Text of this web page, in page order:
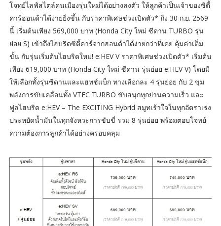
โจทย์ไลฟ์สไตล์คนเมืองรุ่นใหม่ได้อย่างลงตัว ให้ลูกค้าเป็นเจ้าของซิตี้
คาร์ฮอนด้าได้ง่ายยิ่งขึ้น กับราคาพิเศษช่วงเปิดตัว* ถึง 30 ก.ย. 2569
นี้ เริ่มต้นเพียง 569,000 บาท (Honda City ใหม่ ซีดาน TURBO รุ่น
ย่อย S) เข้าถึงไฮบริดซิตี้คาร์จากฮอนด้าได้ง่ายกว่าที่เคย คุ้มค่าเต็ม
ขั้น กับรุ่นเริ่มต้นไฮบริดใหม่! e:HEV V ราคาพิเศษช่วงเปิดตัว* เริ่มต้น
เพียง 619,000 บาท (Honda City ใหม่ ซีดาน รุ่นย่อย e:HEV V) โดยมี
ให้เลือกทั้งรุ่นซีดานและแฮทช์แบ็ก ทางเลือกละ 4 รุ่นย่อย กับ 2 ขุม
พลังการขับเคลื่อนทั้ง VTEC TURBO ขับสนุกทุกย่านความเร็ว และ
ฟูลไฮบริด e:HEV – The EXCITING Hybrid สมูทเร้าใจในทุกอัตราเร่ง
ประหยัดน้ำมันในทุกจังหวะการขับขี่ รวม 8 รุ่นย่อย พร้อมตอบโจทย์
ความต้องการลูกค้าได้อย่างครอบคลุม